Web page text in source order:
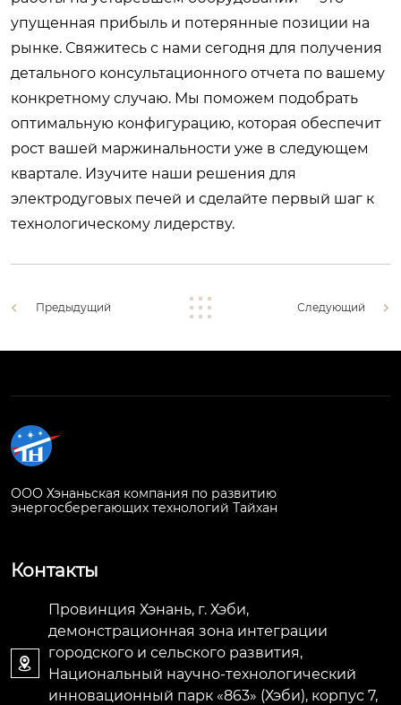
упущенная прибыль и потерянные позиции на
рынке. Свяжитесь с нами сегодня для получения
детального консультационного отчета по вашему
конкретному случаю. Мы поможем подобрать
оптимальную конфигурацию, которая обеспечит
рост вашей маржинальности уже в следующем
квартале. Изучите наши решения для
электродуговых печей и сделайте первый шаг к
технологическому лидерству.
Предыдущий Следующий
ООО Хэнаньская компания по развитию
энергосберегающих технологий Тайхан
Контакты

Провинция Хэнань, г. Хэби,
демонстрационная зона интеграции
городского и сельского развития,
Национальный научно-технологический
инновационный парк «863» (Хэби), корпус 7,